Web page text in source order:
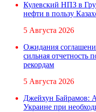
Кулевский НПЗ в
нефти в пользу
5 Августа 2026
Ожидания
сильная отчетность
рекордам
5 Августа 2026
Джейхун Байрамов:
Украине при